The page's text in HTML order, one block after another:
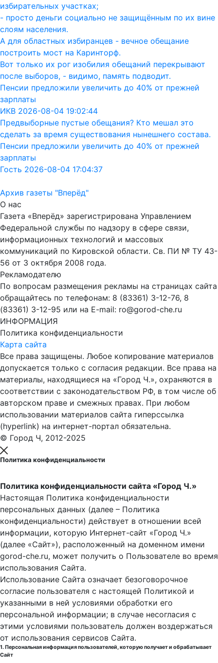
избирательных участках;
- просто деньги социально не защищённым по их вине
слоям населения.
А для областных избиранцев - вечное обещание
построить мост на Каринторф.
Вот только их рог изобилия обещаний перекрывают
после выборов, - видимо, память подводит.
Пенсии предложили увеличить до 40% от прежней
зарплаты
ИКВ 2026-08-04 19:02:44
Предвыборные пустые обещания? Кто мешал это
сделать за время существования нынешнего состава.
Пенсии предложили увеличить до 40% от прежней
зарплаты
Гость 2026-08-04 17:04:37
Архив газеты "Вперёд"
О нас
Газета «Вперёд» зарегистрирована Управлением
Федеральной службы по надзору в сфере связи,
информационных технологий и массовых
коммуникаций по Кировской области. Св. ПИ № ТУ 43-
56 от 3 октября 2008 года.
Рекламодателю
По вопросам размещения рекламы на страницах сайта
обращайтесь по телефонам: 8 (83361) 3-12-76, 8
(83361) 3-12-95 или на E-mail: ro@gorod-che.ru
ИНФОРМАЦИЯ
Политика конфиденциальности
Карта сайта
Все права защищены. Любое копирование материалов
допускается только с согласия редакции. Все права на
материалы, находящиеся на «Город Ч.», охраняются в
соответствии с законодательством РФ, в том числе об
авторском праве и смежных правах. При любом
использовании материалов сайта гиперссылка
(hyperlink) на интернет-портал обязательна.
© Город Ч, 2012-2025
Политика конфиденциальности
Политика конфиденциальности сайта «Город Ч.»
Настоящая Политика конфиденциальности
персональных данных (далее – Политика
конфиденциальности) действует в отношении всей
информации, которую Интернет-сайт «Город Ч.»
(далее «Сайт»), расположенный на доменном имени
gorod-che.ru, может получить о Пользователе во время
использования Cайта.
Использование Сайта означает безоговорочное
согласие пользователя с настоящей Политикой и
указанными в ней условиями обработки его
персональной информации; в случае несогласия с
этими условиями пользователь должен воздержаться
от использования сервисов Сайта.
1. Персональная информация пользователей, которую получает и обрабатывает
Сайт